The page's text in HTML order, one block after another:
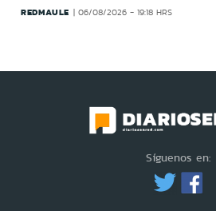
REDMAULE 06/08/2026 - 19:18 HRS
Síguenos en: